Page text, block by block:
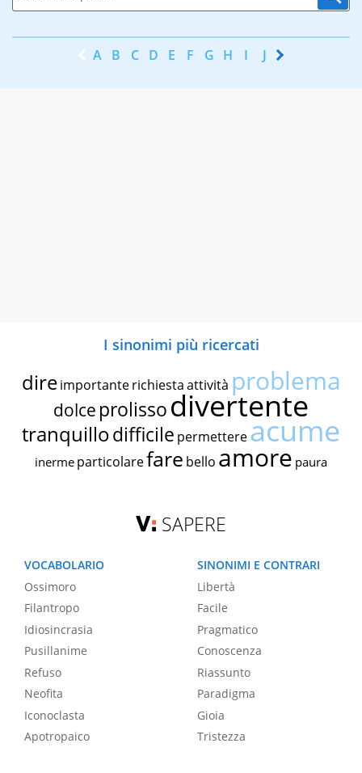
A B C D E F G H I J K
I sinonimi più ricercati
dire importante richiestaattività problema
dolce prolissodivertente
tranquillodifficile permettereacume
inerme particolarefare bello amore paura
SAPERE
VOCABOLARIO
Ossimoro
Filantropo
Idiosincrasia
Pusillanime
Refuso
Neofita
Iconoclasta
Apotropaico
SINONIMI E CONTRARI
Libertà
Facile
Pragmatico
Conoscenza
Riassunto
Paradigma
Gioia
Tristezza